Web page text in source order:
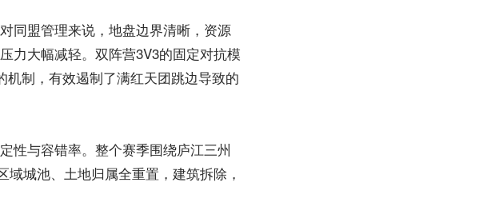
同盟管理来说，地盘边界清晰，资源
力大幅减轻。双阵营3V3的固定对抗模
制，有效遏制了满红天团跳边导致的
性与容错率。整个赛季围绕庐江三州
域城池、土地归属全重置，建筑拆除，